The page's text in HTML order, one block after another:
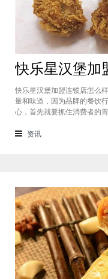
快乐星汉堡加盟连锁店怎么
量和味道，因为品牌的餐饮
心，首先就要抓住消费者的
错，下面就为大家仔细分析
资讯